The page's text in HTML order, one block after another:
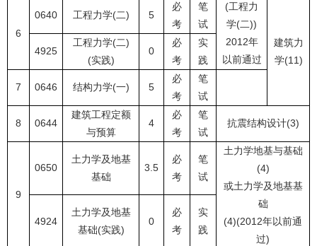
6
0640 工程力学(二) 5
必
考
笔
试
(工程力
学(二))
2012年
以前通过
建筑力
学(11)
4925
工程力学(二)
(实践)
0
必
考
实
践
7 0646 结构力学(一) 5
必
考
笔
试
8 0644
建筑工程定额
与预算
4
必
考
笔
试
抗震结构设计(3)
9
0650
土力学及地基
基础
3.5
必
考
笔
试
土力学地基与基础
(4)
或土力学及地基基
础
(4)(2012年以前通
过)
4924
土力学及地基
基础(实践)
0
必
考
实
践